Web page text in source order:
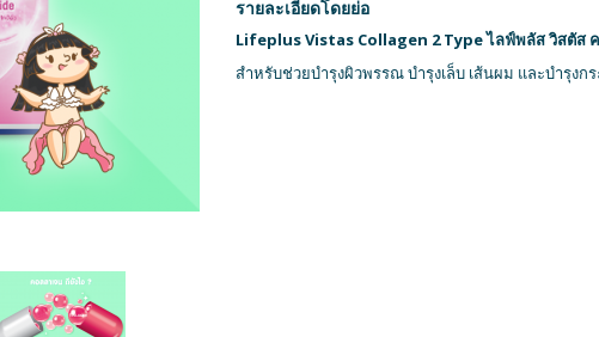
รายละเอียดโดยย่อ
Lifeplus Vistas Collagen 2 Type ไลฟ์พลัส วิสตัส
สำหรับช่วยบำรุงผิวพรรณ บำรุงเล็บ เส้นผม และบำรุงก